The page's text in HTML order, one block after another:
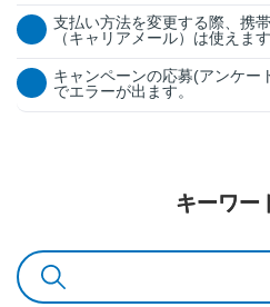
支払い方法を変更する際、携
（キャリアメール）は使えます
キャンペーンの応募(アンケー
でエラーが出ます。
キーワー